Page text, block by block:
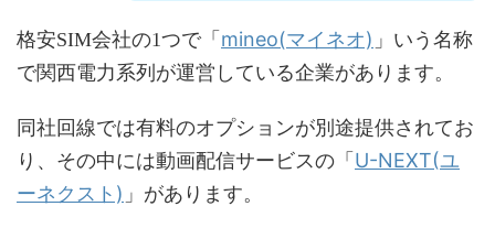
格安SIM会社の1つで「 mineo(マイネオ) 」いう名称
で関西電力系列が運営している企業があります。
同社回線では有料のオプションが別途提供されてお
り、その中には動画配信サービスの「 U-NEXT(ユ
ーネクスト) 」があります。